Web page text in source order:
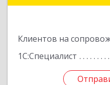
Клиентов на
1С:Специалист